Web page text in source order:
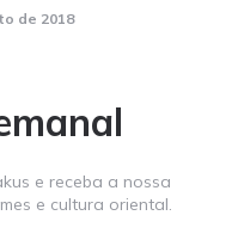
de 2018
e receba a nossa
e cultura oriental.